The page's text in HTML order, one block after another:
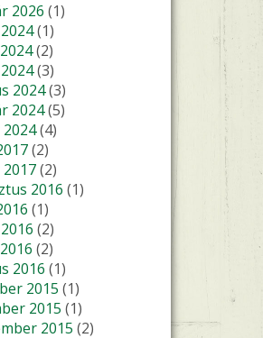
2026 (1)
(1)
(2)
(3)
2024(3)
2024(5)
(4)
(2)
(2)
2016 (1)
(1)
(2)
(2)
2016 (1)
2015 (1)
2015 (1)
2015 (2)